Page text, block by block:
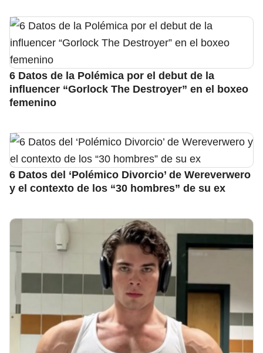
6 Datos de la Polémica por el debut de la
influencer “Gorlock The Destroyer” en el boxeo
femenino
6 Datos del ‘Polémico Divorcio’ de Wereverwero
y el contexto de los “30 hombres” de su ex